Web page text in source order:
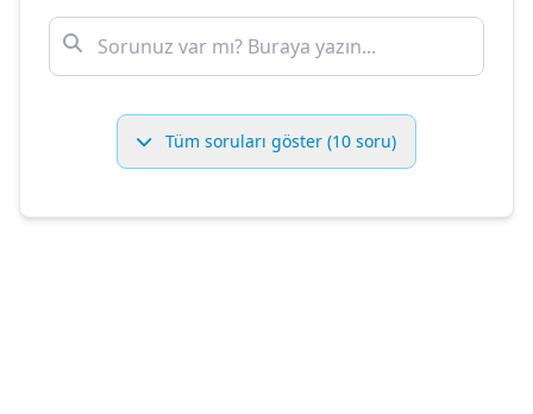
Tüm soruları göster (10 soru)